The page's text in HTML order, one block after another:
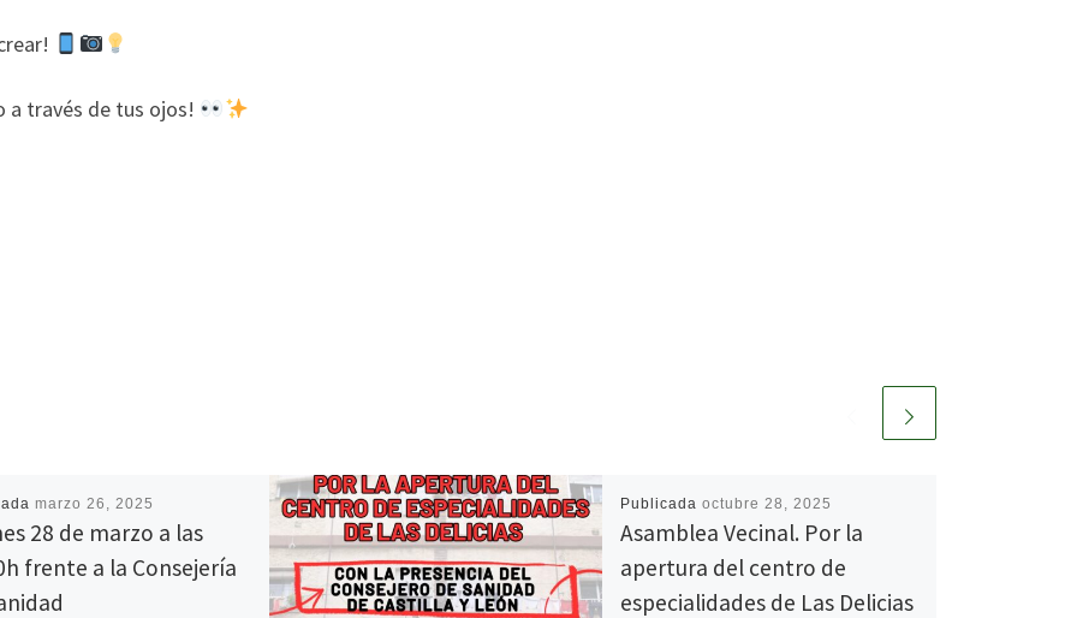
a través de tus ojos!
marzo 26, 2025
28 de marzo a las
frente a la Consejería
Publicada octubre 28, 2025
Asamblea Vecinal. Por la
apertura del centro de
especialidades de Las Delicias